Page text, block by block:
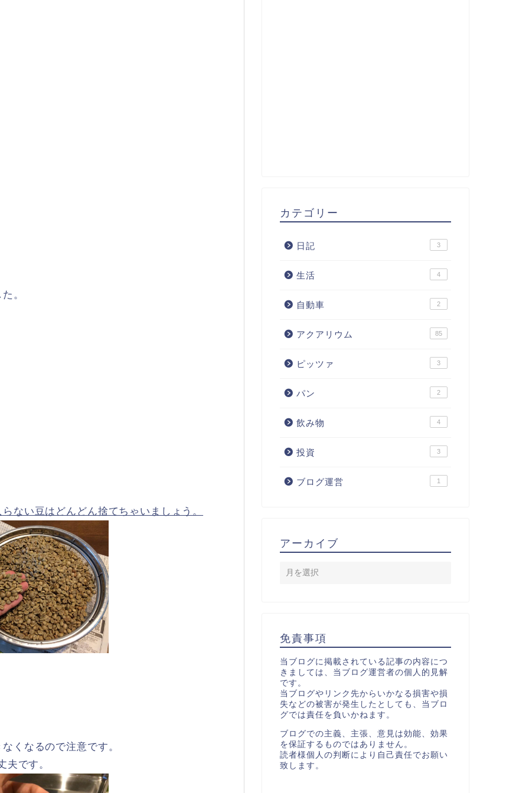
。
ない豆はどんどん捨てちゃいましょう。
くなるので注意です。
夫です。
カテゴリー
日記 3
生活 4
自動車 2
アクアリウム 85
ピッツァ 3
パン 2
飲み物 4
投資 3
ブログ運営 1
アーカイブ
免責事項
当ブログに掲載されている記事の内容につ
きましては、当ブログ運営者の個人的見解
です。
当ブログやリンク先からいかなる損害や損
失などの被害が発生したとしても、当ブロ
グでは責任を負いかねます。
ブログでの主義、主張、意見は効能、効果
を保証するものではありません。
読者様個人の判断により自己責任でお願い
致します。